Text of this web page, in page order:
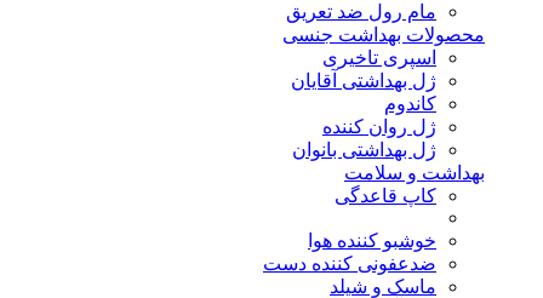
مام رول ضد تعریق
محصولات بهداشت جنسی
اسپری تاخیری
ژل بهداشتی آقایان
کاندوم
ژل روان کننده
ژل بهداشتی بانوان
بهداشت و سلامت
کاپ قاعدگی
خوشبو کننده هوا
ضدعفونی کننده دست
ماسک و شیلد